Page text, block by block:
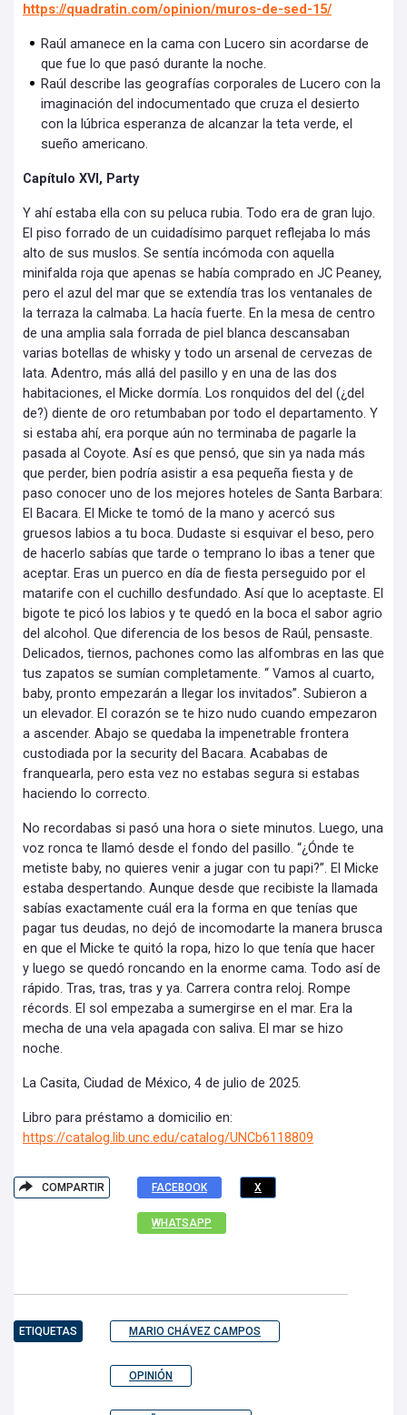
https://quadratin.com/opinion/muros-de-sed-15/
Raúl amanece en la cama con Lucero sin acordarse de
que fue lo que pasó durante la noche.
Raúl describe las geografías corporales de Lucero con la
imaginación del indocumentado que cruza el desierto
con la lúbrica esperanza de alcanzar la teta verde, el
sueño americano.
Capítulo XVI, Party
Y ahí estaba ella con su peluca rubia. Todo era de gran lujo.
El piso forrado de un cuidadísimo parquet reflejaba lo más
alto de sus muslos. Se sentía incómoda con aquella
minifalda roja que apenas se había comprado en JC Peaney,
pero el azul del mar que se extendía tras los ventanales de
la terraza la calmaba. La hacía fuerte. En la mesa de centro
de una amplia sala forrada de piel blanca descansaban
varias botellas de whisky y todo un arsenal de cervezas de
lata. Adentro, más allá del pasillo y en una de las dos
habitaciones, el Micke dormía. Los ronquidos del del (¿del
de?) diente de oro retumbaban por todo el departamento. Y
si estaba ahí, era porque aún no terminaba de pagarle la
pasada al Coyote. Así es que pensó, que sin ya nada más
que perder, bien podría asistir a esa pequeña fiesta y de
paso conocer uno de los mejores hoteles de Santa Barbara:
El Bacara. El Micke te tomó de la mano y acercó sus
gruesos labios a tu boca. Dudaste si esquivar el beso, pero
de hacerlo sabías que tarde o temprano lo ibas a tener que
aceptar. Eras un puerco en día de fiesta perseguido por el
matarife con el cuchillo desfundado. Así que lo aceptaste. El
bigote te picó los labios y te quedó en la boca el sabor agrio
del alcohol. Que diferencia de los besos de Raúl, pensaste.
Delicados, tiernos, pachones como las alfombras en las que
tus zapatos se sumían completamente. “ Vamos al cuarto,
baby, pronto empezarán a llegar los invitados”. Subieron a
un elevador. El corazón se te hizo nudo cuando empezaron
a ascender. Abajo se quedaba la impenetrable frontera
custodiada por la security del Bacara. Acababas de
franquearla, pero esta vez no estabas segura si estabas
haciendo lo correcto.
No recordabas si pasó una hora o siete minutos. Luego, una
voz ronca te llamó desde el fondo del pasillo. “¿Ónde te
metiste baby, no quieres venir a jugar con tu papi?”. El Micke
estaba despertando. Aunque desde que recibiste la llamada
sabías exactamente cuál era la forma en que tenías que
pagar tus deudas, no dejó de incomodarte la manera brusca
en que el Micke te quitó la ropa, hizo lo que tenía que hacer
y luego se quedó roncando en la enorme cama. Todo así de
rápido. Tras, tras, tras y ya. Carrera contra reloj. Rompe
récords. El sol empezaba a sumergirse en el mar. Era la
mecha de una vela apagada con saliva. El mar se hizo
noche.
La Casita, Ciudad de México, 4 de julio de 2025.
Libro para préstamo a domicilio en:
https://catalog.lib.unc.edu/catalog/UNCb6118809
COMPARTIR FACEBOOK X
WHATSAPP
ETIQUETAS MARIO CHÁVEZ CAMPOS
OPINIÓN